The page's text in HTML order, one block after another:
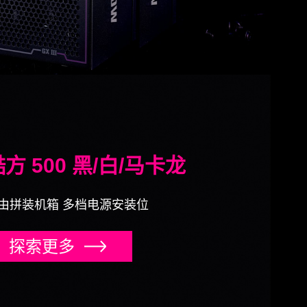
方 500 黑/白/马卡龙
拼装机箱 多档电源安装位
探索更多